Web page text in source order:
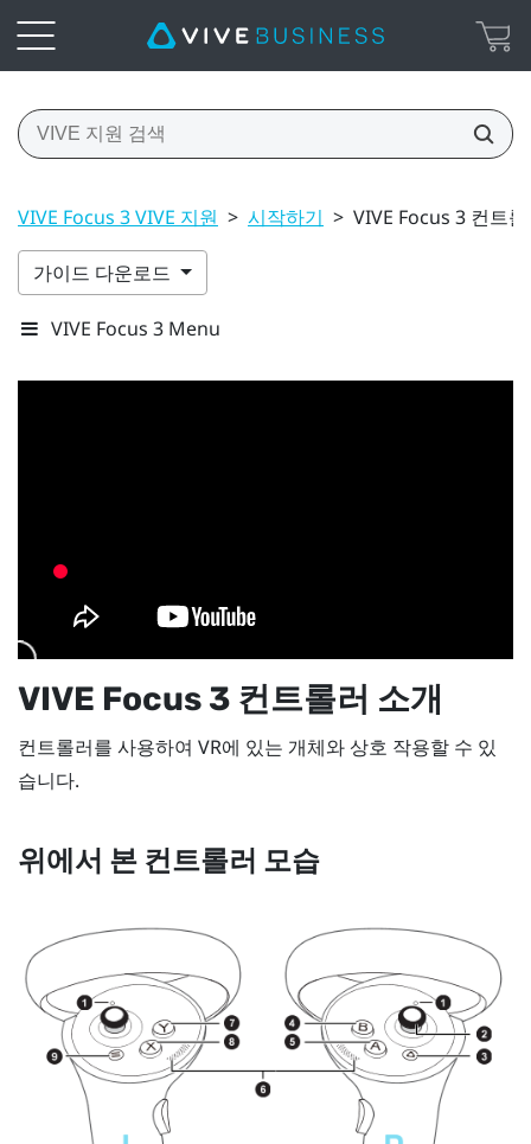
VIVE Focus 3 VIVE 지원 > 시작하기 > VIVE Focus 3 컨트
가이드 다운로드
VIVE Focus 3 Menu
VIVE Focus 3 컨트롤러 소개
컨트롤러를 사용하여 VR에 있는 개체와 상호 작용할 수 있
습니다.
위에서 본 컨트롤러 모습